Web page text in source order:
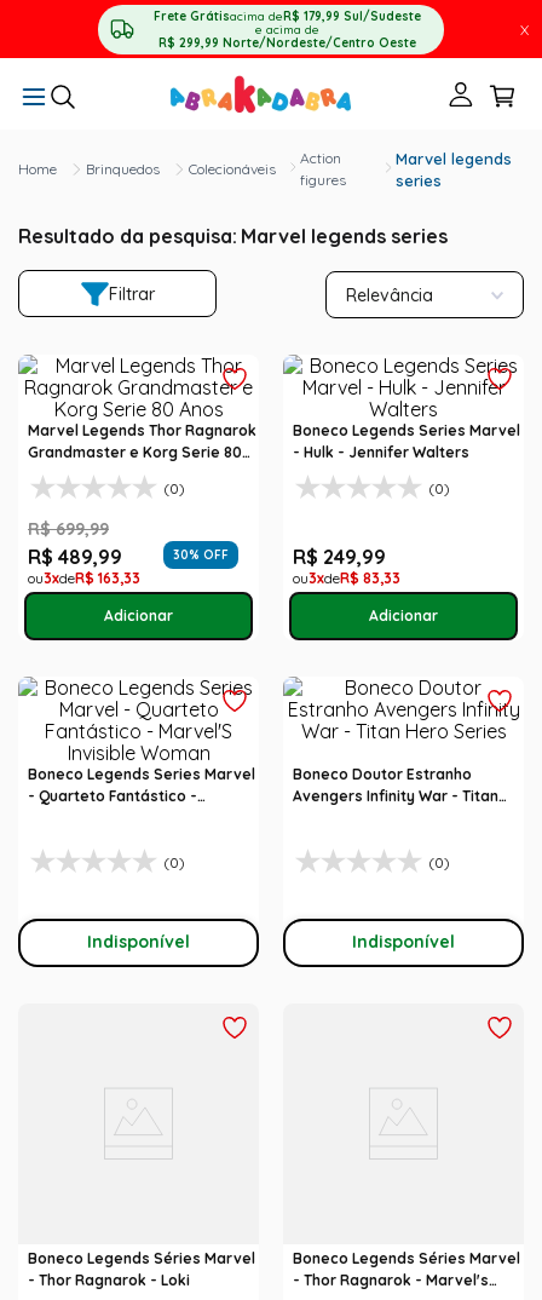
Frete Grátisacima deR$ 179,99 Sul/Sudeste
e acima de
R$ 299,99 Norte/Nordeste/Centro Oeste
X
Brinquedos Colecionáveis
Action
figures
Marvel legends
series
Resultado da pesquisa: Marvel legends series
Filtrar Relevância
Marvel Legends Thor Ragnarok
Grandmaster e Korg Serie 80
Anos
(0)
R$ 699,99
R$ 489,99 30% OFF
3 R$ 163,33
Boneco Legends Series Marvel
- Hulk - Jennifer Walters
(0)
R$ 249,99
3 R$ 83,33
Boneco Legends Series Marvel
- Quarteto Fantástico -
(0)
Indisponível
Boneco Doutor Estranho
Avengers Infinity War - Titan
(0)
Indisponível
Boneco Legends Séries Marvel
- Thor Ragnarok - Loki
Boneco Legends Séries Marvel
- Thor Ragnarok - Marvel's